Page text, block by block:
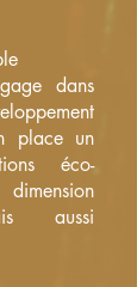
dans
place un
éco-
aussi